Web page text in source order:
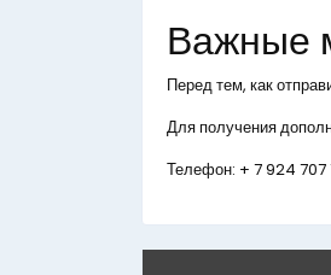
Важные
Перед тем, как
Для получения
Телефон: + 7 924 707